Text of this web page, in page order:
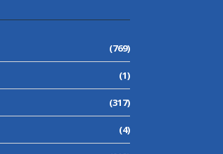
(769)
(1)
(317)
(4)